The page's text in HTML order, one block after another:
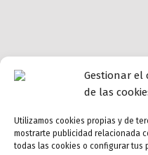
Gestionar el
de las
Utilizamos cookies propias y de
mostrarte publicidad relacionada
todas las cookies o configurar tus